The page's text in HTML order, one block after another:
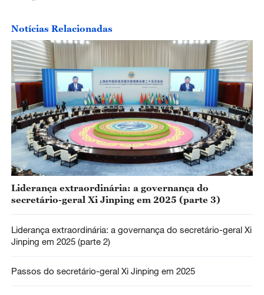
Notícias Relacionadas
Liderança extraordinária: a governança do
secretário-geral Xi Jinping em 2025 (parte 3)
Liderança extraordinária: a governança do secretário-geral Xi
Jinping em 2025 (parte 2)
Passos do secretário-geral Xi Jinping em 2025